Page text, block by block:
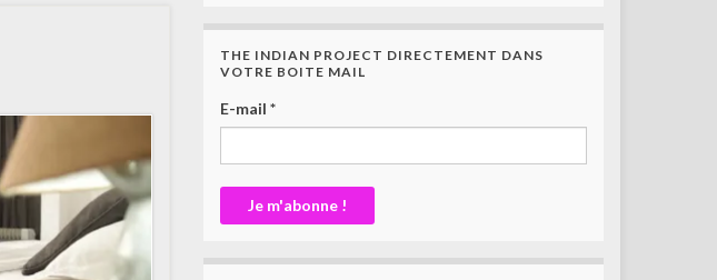
THE INDIAN PROJECT DIRECTEMENT DANS
VOTRE BOITE MAIL
E-mail *